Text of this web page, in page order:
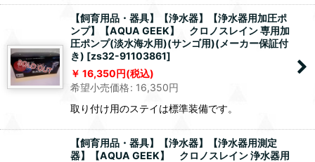
【飼育用品・器具】【浄水器】【浄水器用加圧ポ
ンプ】【AQUA GEEK】 クロノスレイン 専用加
圧ポンプ(淡水海水用)(サンゴ用)(メーカー保証付
き) [zs32-91103861]
16,350円(税込)
希望小売価格: 16,350円
取り付け用のステイは標準装備です。
【飼育用品・器具】【浄水器】【浄水器用測定
器】【AQUA GEEK】 クロノスレイン 浄水器用